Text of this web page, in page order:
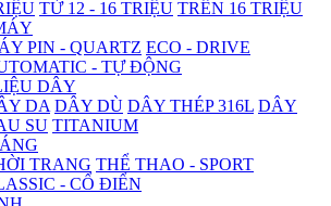
TỪ 12 - 16 TRIỆU TRÊN 16 TRIỆU
PIN - QUARTZ ECO - DRIVE
- TỰ ĐỘNG
DÂY
DA DÂY DÙ DÂY THÉP 316L DÂY
SU TITANIUM
TRANG THỂ THAO - SPORT
- CỔ ĐIỂN